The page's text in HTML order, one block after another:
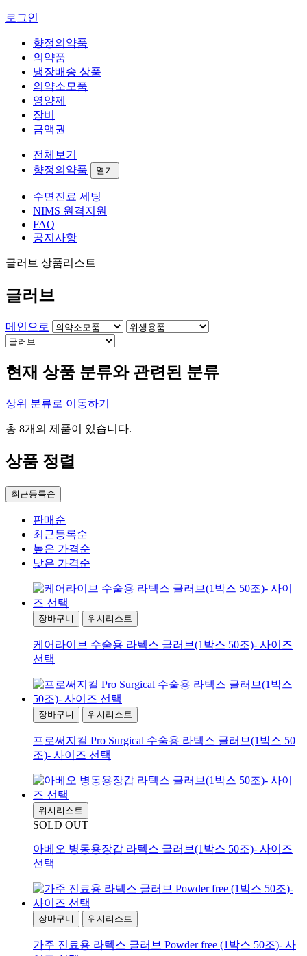
로그인
향정의약품
의약품
냉장배송 상품
의약소모품
영양제
장비
금액권
전체보기
향정의약품
열기
수면진료 세팅
NIMS 원격지원
FAQ
공지사항
글러브 상품리스트
글러브
메인으로
현재 상품 분류와 관련된 분류
상위 분류로 이동하기
총 8개의 제품이 있습니다.
상품 정렬
최근등록순
판매순
최근등록순
높은 가격순
낮은 가격순
장바구니 위시리스트
케어라이브 수술용 라텍스 글러브(1박스 50조)- 사이즈
선택
장바구니 위시리스트
프로써지컬 Pro Surgical 수술용 라텍스 글러브(1박스 50
조)- 사이즈 선택
위시리스트
SOLD OUT
아베오 병동용장갑 라텍스 글러브(1박스 50조)- 사이즈
선택
장바구니 위시리스트
가주 진료용 라텍스 글러브 Powder free (1박스 50조)- 사